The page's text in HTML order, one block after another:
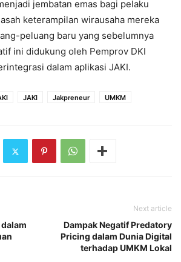
jembatan emas bagi pelaku
keterampilan wirausaha mereka
peluang baru yang sebelumnya
ini didukung oleh Pemprov DKI
dalam aplikasi JAKI.
JAKI Jakpreneur UMKM
Next article
Dampak Negatif Predatory
Pricing dalam Dunia Digital
terhadap UMKM Lokal